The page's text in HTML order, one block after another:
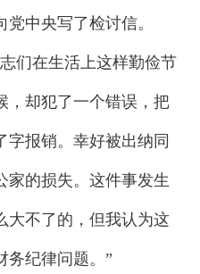
中央写了检讨信。
在生活上这样勤俭节
，却犯了一个错误，把
字报销。幸好被出纳同
家的损失。这件事发生
大不了的，但我认为这
务纪律问题。”